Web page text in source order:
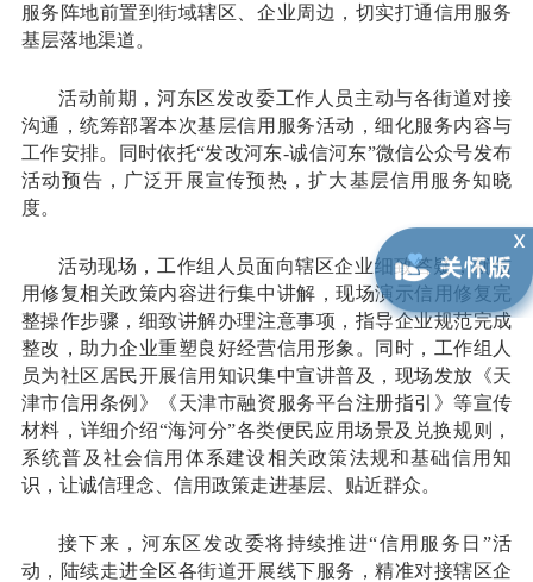
服务阵地前置到街域辖区、企业周边，切实打通信用服务
基层落地渠道。
活动前期，河东区发改委工作人员主动与各街道对接
沟通，统筹部署本次基层信用服务活动，细化服务内容与
工作安排。同时依托“发改河东-诚信河东”微信公众号发布
活动预告，广泛开展宣传预热，扩大基层信用服务知晓
度。
活动现场，工作组人员面向辖区企业细致答疑，就信
用修复相关政策内容进行集中讲解，现场演示信用修复完
整操作步骤，细致讲解办理注意事项，指导企业规范完成
整改，助力企业重塑良好经营信用形象。同时，工作组人
员为社区居民开展信用知识集中宣讲普及，现场发放《天
津市信用条例》《天津市融资服务平台注册指引》等宣传
材料，详细介绍“海河分”各类便民应用场景及兑换规则，
系统普及社会信用体系建设相关政策法规和基础信用知
识，让诚信理念、信用政策走进基层、贴近群众。
接下来，河东区发改委将持续推进“信用服务日”活
动，陆续走进全区各街道开展线下服务，精准对接辖区企